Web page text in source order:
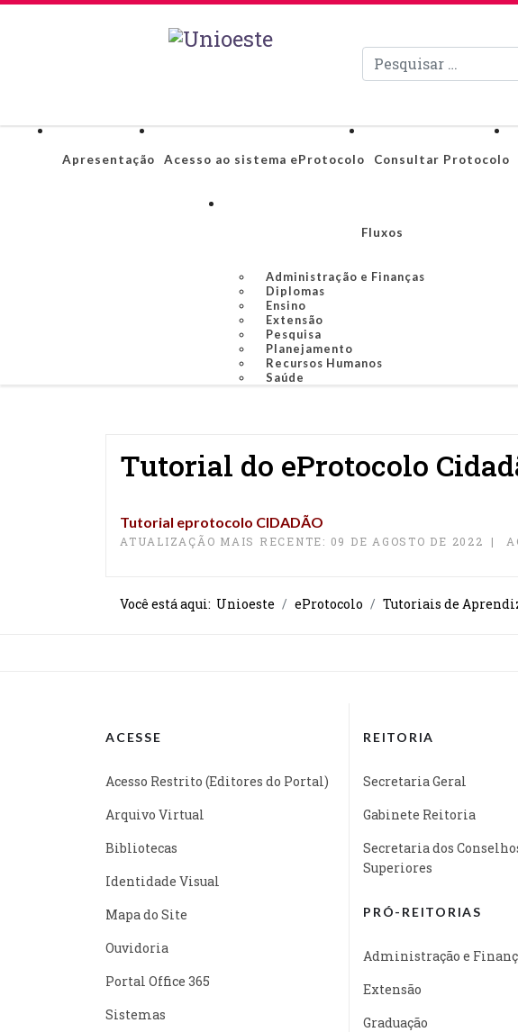
Pesquisar
Apresentação Acesso ao sistema eProtocolo Consultar Protocolo
Fluxos
Administração e Finanças
Diplomas
Ensino
Extensão
Pesquisa
Planejamento
Recursos Humanos
Saúde
Tutorial do eProtocolo
Tutorial eprotocolo CIDADÃO
ATUALIZAÇÃO MAIS RECENTE: 09 DE AGOSTO DE 2022
Você está aqui: Unioeste eProtocolo Tutoriais de
ACESSE
Acesso Restrito (Editores do Portal)
Arquivo Virtual
Bibliotecas
Identidade Visual
Mapa do Site
Ouvidoria
Portal Office 365
Sistemas
REITORIA
Secretaria Geral
Gabinete Reitoria
Secretaria dos
Superiores
PRÓ-REITORIAS
Administração e
Extensão
Graduação